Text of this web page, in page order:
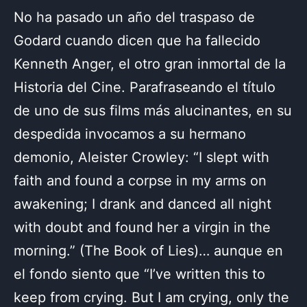
No ha pasado un año del traspaso de
Godard cuando dicen que ha fallecido
Kenneth Anger, el otro gran inmortal de la
Historia del Cine. Parafraseando el título
de uno de sus films más alucinantes, en su
despedida invocamos a su hermano
demonio, Aleister Crowley: “I slept with
faith and found a corpse in my arms on
awakening; I drank and danced all night
with doubt and found her a virgin in the
morning.” (The Book of Lies)… aunque en
el fondo siento que “I’ve written this to
keep from crying. But I am crying, only the